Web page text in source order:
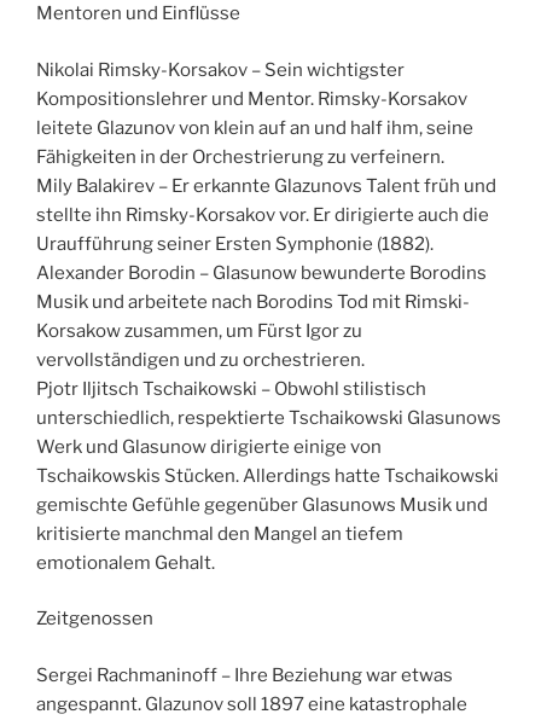
Mentoren und Einflüsse
Nikolai Rimsky-Korsakov – Sein wichtigster
Kompositionslehrer und Mentor. Rimsky-Korsakov
leitete Glazunov von klein auf an und half ihm, seine
Fähigkeiten in der Orchestrierung zu verfeinern.
Mily Balakirev – Er erkannte Glazunovs Talent früh und
stellte ihn Rimsky-Korsakov vor. Er dirigierte auch die
Uraufführung seiner Ersten Symphonie (1882).
Alexander Borodin – Glasunow bewunderte Borodins
Musik und arbeitete nach Borodins Tod mit Rimski-
Korsakow zusammen, um Fürst Igor zu
vervollständigen und zu orchestrieren.
Pjotr Iljitsch Tschaikowski – Obwohl stilistisch
unterschiedlich, respektierte Tschaikowski Glasunows
Werk und Glasunow dirigierte einige von
Tschaikowskis Stücken. Allerdings hatte Tschaikowski
gemischte Gefühle gegenüber Glasunows Musik und
kritisierte manchmal den Mangel an tiefem
emotionalem Gehalt.
Zeitgenossen
Sergei Rachmaninoff – Ihre Beziehung war etwas
angespannt. Glazunov soll 1897 eine katastrophale